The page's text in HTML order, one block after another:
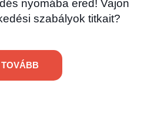
nyomába ered! Vajon
szabályok titkait?
TOVÁBB